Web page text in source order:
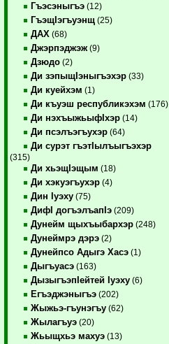
Гъэсэныгъэ (12)
ГъэщIэгъуэнщ (25)
ДАХ (68)
Джэрпэджэж (9)
Дзюдо (2)
Ди зэпыщIэныгъэхэр (33)
Ди куейхэм (1)
Ди къуэш республикэхэм (176)
Ди нэхъыжьыфIхэр (14)
Ди псэлъэгъухэр (64)
Ди сурэт гъэтIылъыгъэхэр
(315)
Ди хьэщIэщым (18)
Ди хэкуэгъухэр (4)
Дин Iуэху (75)
ДифI догъэлъапIэ (209)
Дунейм щыхъыбархэр (248)
Дунеймрэ дэрэ (2)
Дунейпсо Адыгэ Хасэ (1)
Дыгъуасэ (163)
ДызыгъэпIейтей Iуэху (6)
Егъэджэныгъэ (202)
Жыжьэ-гъунэгъу (62)
Жылагъуэ (20)
Жьыщхьэ махуэ (13)